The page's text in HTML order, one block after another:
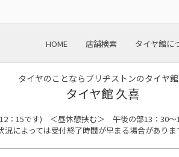
HOME 店舗検索 タイヤ館に
タイヤのことならブリヂストンのタイヤ
タイヤ館 久喜
：15です) ＜昼休憩挟む＞ 午後の部13：30
況によっては受付終了時間が早まる場合がありま